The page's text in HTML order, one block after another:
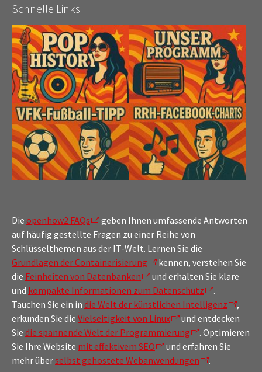
Schnelle Links
Die openhow2 FAQs
geben Ihnen umfassende Antworten
auf häufig gestellte Fragen zu einer Reihe von
Schlüsselthemen aus der IT-Welt. Lernen Sie die
Grundlagen der Containerisierung
kennen, verstehen Sie
die Feinheiten von Datenbanken
und erhalten Sie klare
und kompakte Informationen zum Datenschutz
.
Tauchen Sie ein in die Welt der künstlichen Intelligenz
,
erkunden Sie die Vielseitigkeit von Linux
und entdecken
Sie die spannende Welt der Programmierung
. Optimieren
Sie Ihre Website mit effektivem SEO
und erfahren Sie
mehr überselbst gehostete Webanwendungen .